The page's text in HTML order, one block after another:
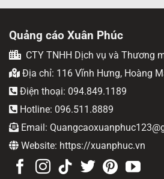
Quảng cáo Xuân Phúc
CTY TNHH Dịch vụ và Thương
Địa chỉ: 116 Vĩnh Hưng, Hoàng
Điện thoại: 094.849.1189
Hotline: 096.511.8889
Email:
Website: https://xuanphuc.vn